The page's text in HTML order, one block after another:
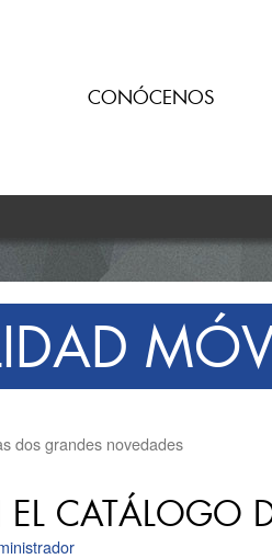
CONÓCENOS
dos grandes novedades
CATÁLOGO